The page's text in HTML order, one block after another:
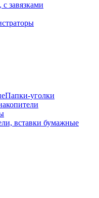
завязками
уголки
вставки бумажные